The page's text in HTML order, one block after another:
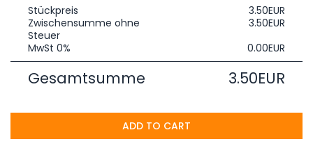
Stückpreis
3.50EUR
Zwischensumme ohne
Steuer
3.50EUR
MwSt 0%
0.00EUR
Gesamtsumme 3.50EUR
ADD TO CART